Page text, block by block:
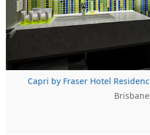
Capri by Fraser Hotel
Brisbane